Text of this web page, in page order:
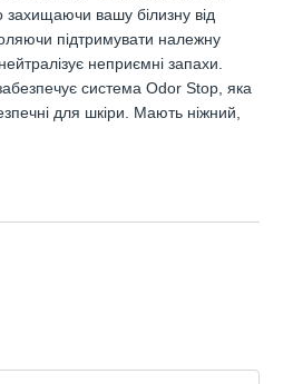
захищаючи вашу білизну від
підтримувати належну
неприємні запахи.
система Odor Stop, яка
для шкіри. Мають ніжний,